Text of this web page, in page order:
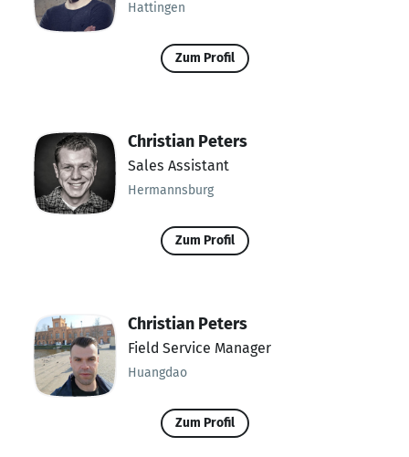
Hattingen
Zum Profil
Christian Peters
Sales Assistant
Hermannsburg
Zum Profil
Christian Peters
Field Service Manager
Huangdao
Zum Profil